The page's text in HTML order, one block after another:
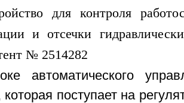
автоматического
поступает на